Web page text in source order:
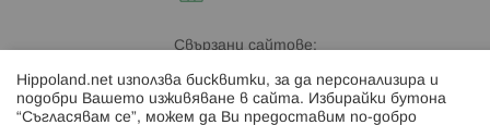
Свързани сайтове:
Hippoland.ro
Hippoland.net използва бисквитки, за да персонализира и
подобри Вашето изживяване в сайта. Избирайки бутона
“Съгласявам се”, можем да Ви предоставим по-добро